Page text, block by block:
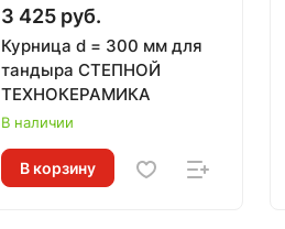
3 425 руб.
Курница d = 300 мм для
тандыра СТЕПНОЙ
ТЕХНОКЕРАМИКА
В наличии
В корзину